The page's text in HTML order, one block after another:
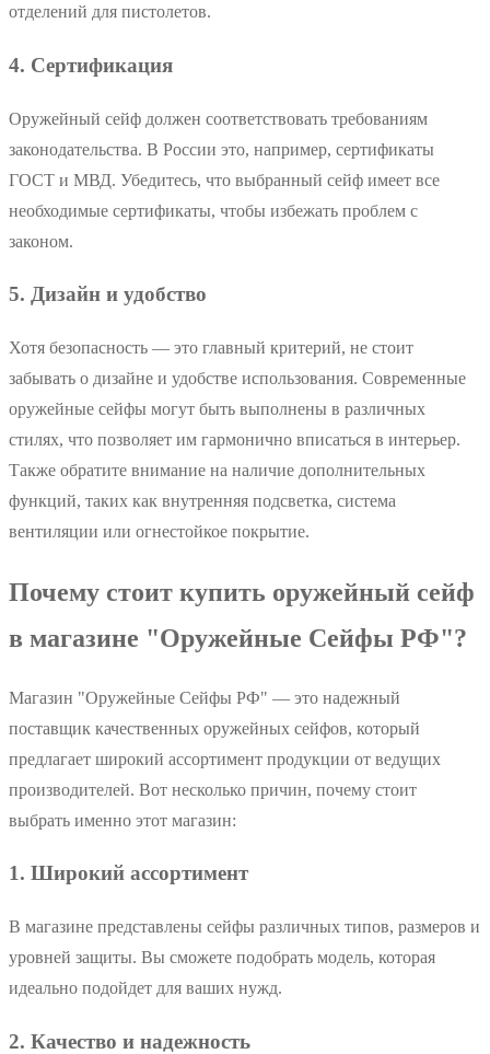
отделений для пистолетов.
4. Сертификация
Оружейный сейф должен соответствовать требованиям
законодательства. В России это, например, сертификаты
ГОСТ и МВД. Убедитесь, что выбранный сейф имеет все
необходимые сертификаты, чтобы избежать проблем с
законом.
5. Дизайн и удобство
Хотя безопасность — это главный критерий, не стоит
забывать о дизайне и удобстве использования. Современные
оружейные сейфы могут быть выполнены в различных
стилях, что позволяет им гармонично вписаться в интерьер.
Также обратите внимание на наличие дополнительных
функций, таких как внутренняя подсветка, система
вентиляции или огнестойкое покрытие.
Почему стоит купить оружейный сейф
в магазине "Оружейные Сейфы РФ"?
Магазин "Оружейные Сейфы РФ" — это надежный
поставщик качественных оружейных сейфов, который
предлагает широкий ассортимент продукции от ведущих
производителей. Вот несколько причин, почему стоит
выбрать именно этот магазин:
1. Широкий ассортимент
В магазине представлены сейфы различных типов, размеров и
уровней защиты. Вы сможете подобрать модель, которая
идеально подойдет для ваших нужд.
2. Качество и надежность